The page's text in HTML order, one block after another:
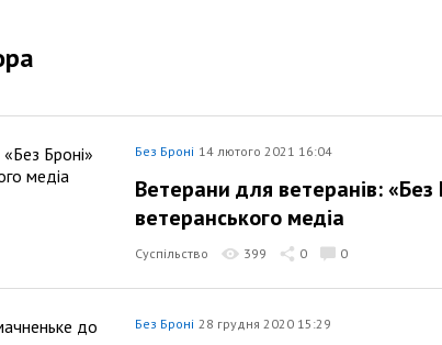
Без Броні 14 лютого 2021 16:04
Ветерани для ветеранів: «Без
ветеранського медіа
Суспільство 399 0 0
Без Броні 28 грудня 2020 15:29